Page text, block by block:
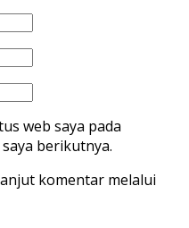
web saya pada
berikutnya.
komentar melalui